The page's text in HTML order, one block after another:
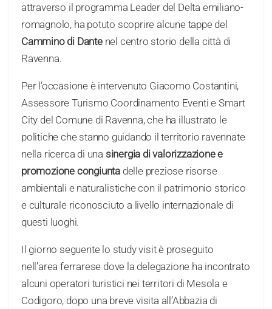
attraverso il programma Leader del Delta emiliano-
romagnolo, ha potuto scoprire alcune tappe del
Cammino di Dantenel centro storio della città di
Ravenna.
Per l’occasione è intervenuto Giacomo Costantini,
Assessore Turismo Coordinamento Eventi e Smart
City del Comune di Ravenna, che ha illustrato le
politiche che stanno guidando il territorio ravennate
nella ricerca di una sinergia di valorizzazione e
promozione congiunta delle preziose risorse
ambientali e naturalistiche con il patrimonio storico
e culturale riconosciuto a livello internazionale di
questi luoghi.
Il giorno seguente lo study visit è proseguito
nell’area ferrarese dove la delegazione ha incontrato
alcuni operatori turistici nei territori di Mesola e
Codigoro, dopo una breve visita all’Abbazia di